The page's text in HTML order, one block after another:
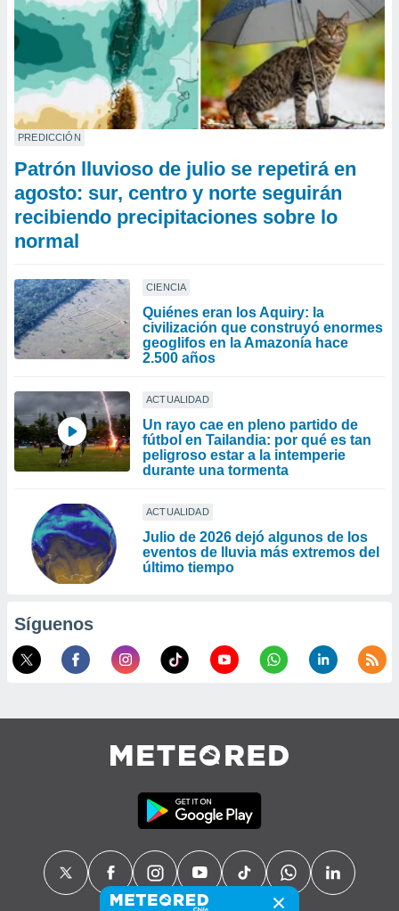
PREDICCIÓN
Patrón lluvioso de julio se repetirá en
agosto: sur, centro y norte seguirán
recibiendo precipitaciones sobre lo
normal
CIENCIA
Quiénes eran los Aquiry: la
civilización que construyó enormes
geoglifos en la Amazonía hace
2.500 años
ACTUALIDAD
Un rayo cae en pleno partido de
fútbol en Tailandia: por qué es tan
peligroso estar a la intemperie
durante una tormenta
ACTUALIDAD
Julio de 2026 dejó algunos de los
eventos de lluvia más extremos del
último tiempo
Síguenos